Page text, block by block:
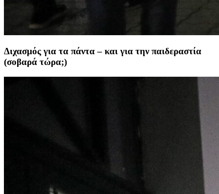
Διχασμός για τα πάντα – και για την παιδεραστία
(σοβαρά τώρα;)